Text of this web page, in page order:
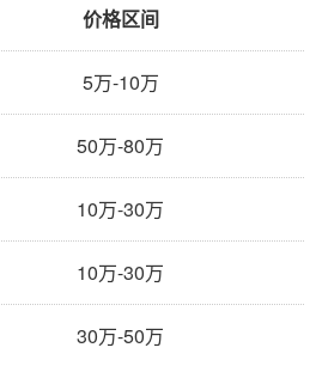
价格区间
5万-10万
50万-80万
10万-30万
10万-30万
30万-50万